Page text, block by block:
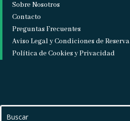
Sobre Nosotros
Contacto
Preguntas Frecuentes
Aviso Legal y Condiciones de Reserva
Política de Cookies y Privacidad